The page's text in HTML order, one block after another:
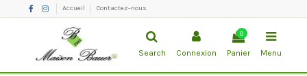
Accueil Contactez-nous
Search Connexion
0
Panier Menu